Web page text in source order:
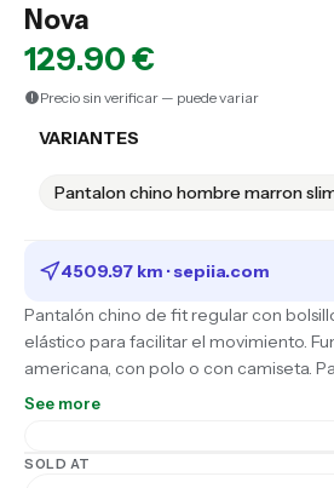
Nova
129.90 €
Precio sin verificar — puede variar
VARIANTES
Pantalon chino hombre marron
4509.97 km ·sepiia.com
Pantalón chino de fit regular con
elástico para facilitar el movimiento.
americana, con polo o con camiseta.
reuniones seguidas y planes que
See more
SOLD AT